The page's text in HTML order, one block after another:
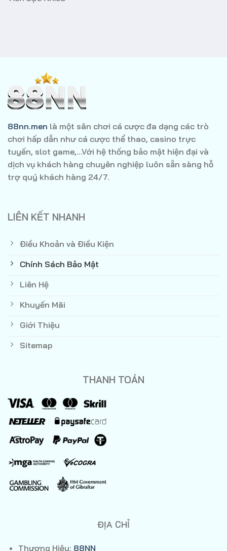
88nn.men là một sân chơi cá cược đa dạng các trò
chơi hấp dẫn như cá cược thể thao, casino trực
tuyến, slot game,...Với hệ thống bảo mật hiện đại và
dịch vụ khách hàng chuyên nghiệp luôn sẵn sàng hỗ
trợ quý khách hàng 24/7.
LIÊN KẾT NHANH
Điều Khoản và Điều Kiện
Chính Sách Bảo Mật
Liên Hệ
Khuyến Mãi
Giới Thiệu
Sitemap
THANH TOÁN
ĐỊA CHỈ
Thương Hiệu: 88NN